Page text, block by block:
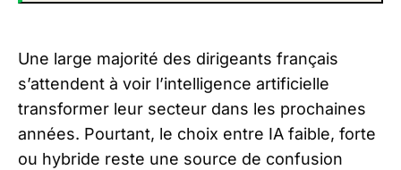
Une large majorité des dirigeants français
s’attendent à voir l’intelligence artificielle
transformer leur secteur dans les prochaines
années. Pourtant, le choix entre IA faible, forte
ou hybride reste une source de confusion